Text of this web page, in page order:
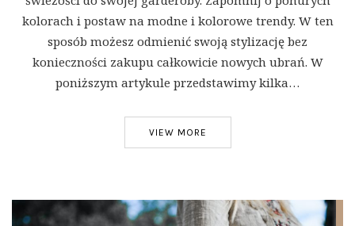
kolorach i postaw na modne i kolorowe trendy. W ten
sposób możesz odmienić swoją stylizację bez
konieczności zakupu całkowicie nowych ubrań. W
poniższym artykule przedstawimy kilka…
VIEW MORE